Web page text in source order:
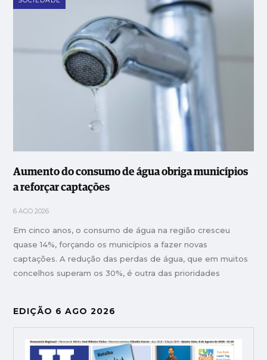
Aumento do consumo de água obriga municípios
a reforçar captações
6 AGO 2026
Em cinco anos, o consumo de água na região cresceu
quase 14%, forçando os municípios a fazer novas
captações. A redução das perdas de água, que em muitos
concelhos superam os 30%, é outra das prioridades
EDIÇÃO 6 AGO 2026